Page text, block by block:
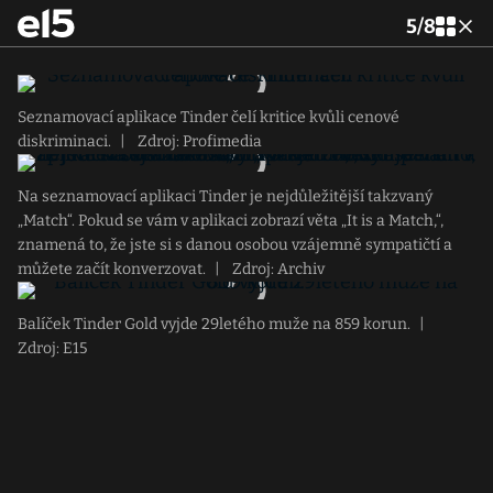
5/8
Seznamovací aplikace Tinder čelí kritice kvůli cenové
diskriminaci.
Zdroj: Profimedia
Na seznamovací aplikaci Tinder je nejdůležitější takzvaný
„Match“. Pokud se vám v aplikaci zobrazí věta „It is a Match,“,
znamená to, že jste si s danou osobou vzájemně sympatičtí a
můžete začít konverzovat.
Zdroj: Archiv
Balíček Tinder Gold vyjde 29letého muže na 859 korun.
Zdroj: E15